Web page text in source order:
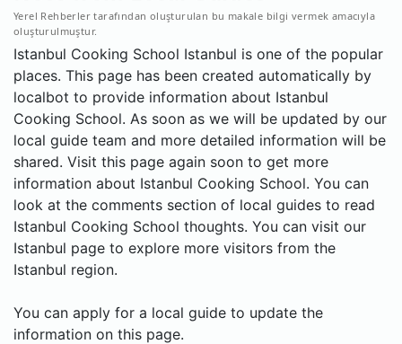
Yerel Rehberler tarafından oluşturulan bu makale bilgi vermek amacıyla
oluşturulmuştur.
Istanbul Cooking School Istanbul is one of the popular
places. This page has been created automatically by
localbot to provide information about Istanbul
Cooking School. As soon as we will be updated by our
local guide team and more detailed information will be
shared. Visit this page again soon to get more
information about Istanbul Cooking School. You can
look at the comments section of local guides to read
Istanbul Cooking School thoughts. You can visit our
Istanbul page to explore more visitors from the
Istanbul region.
You can apply for a local guide to update the
information on this page.